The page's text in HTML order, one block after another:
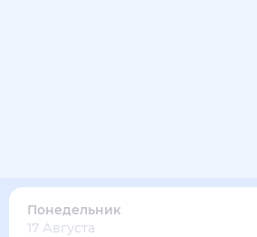
Понедельник
17 Августа